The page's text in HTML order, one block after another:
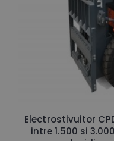
Electrostivuitor
intre 1.500 si